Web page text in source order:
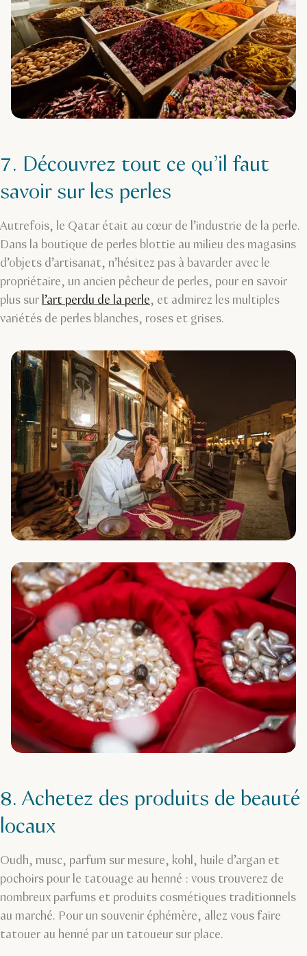
7. Découvrez tout ce qu’il faut
savoir sur les perles
Autrefois, le Qatar était au cœur de l’industrie de la perle.
Dans la boutique de perles blottie au milieu des magasins
d’objets d’artisanat, n’hésitez pas à bavarder avec le
propriétaire, un ancien pêcheur de perles, pour en savoir
plus surl’art perdu de la perle, et admirez les multiples
variétés de perles blanches, roses et grises.
8. Achetez des produits de beauté
locaux
Oudh, musc, parfum sur mesure, kohl, huile d’argan et
pochoirs pour le tatouage au henné : vous trouverez de
nombreux parfums et produits cosmétiques traditionnels
au marché. Pour un souvenir éphémère, allez vous faire
tatouer au henné par un tatoueur sur place.